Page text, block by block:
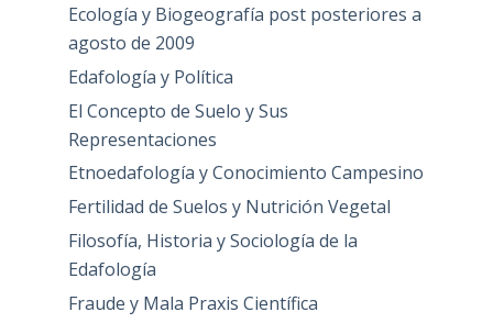
Ecología y Biogeografía post posteriores a
agosto de 2009
Edafología y Política
El Concepto de Suelo y Sus
Representaciones
Etnoedafología y Conocimiento Campesino
Fertilidad de Suelos y Nutrición Vegetal
Filosofía, Historia y Sociología de la
Edafología
Fraude y Mala Praxis Científica